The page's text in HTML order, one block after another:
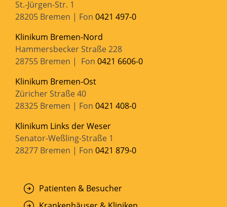
St.-Jürgen-Str. 1
28205 Bremen | Fon 0421 497-0
Klinikum Bremen-Nord
Hammersbecker Straße 228
28755 Bremen | Fon 0421 6606-0
Klinikum Bremen-Ost
Züricher Straße 40
28325 Bremen | Fon 0421 408-0
Klinikum Links der Weser
Senator-Weßling-Straße 1
28277 Bremen | Fon 0421 879-0
Patienten & Besucher